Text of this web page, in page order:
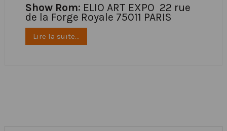
Show Rom: ELIO ART EXPO 22 rue
de la Forge Royale 75011 PARIS
Lire la suite...